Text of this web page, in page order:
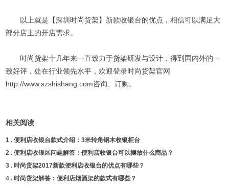
以上就是【深圳时尚货架】新款收银台的优点，相信可以满足大
部分店主的开店需求。
时尚货架十几年来一直致力于货架研发与设计，得到国内外的一
致好评，处在行业领先水平，欢迎登录时尚货架官网
http://www.szshishang.com咨询、订购。
相关阅读
1 .便利店收银台款式介绍：3米转角钢木收银柜台
2 .便利店收银区问题解答：便利店收银台可以摆放什么商品？
3 . 时尚货架2017新款便利店收银台的优点有哪些？
4 . 时尚货架解答：便利店烟酒架的款式有哪些？